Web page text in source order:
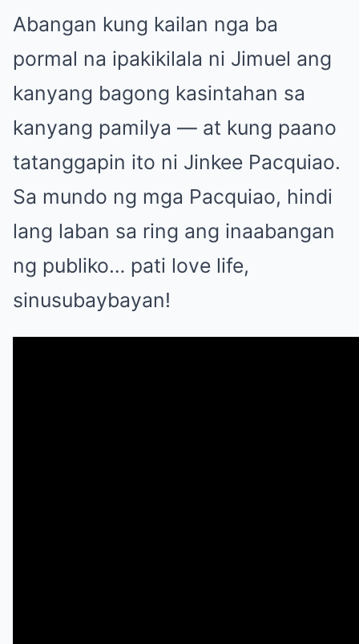
Abangan kung kailan nga ba
pormal na ipakikilala ni Jimuel ang
kanyang bagong kasintahan sa
kanyang pamilya — at kung paano
tatanggapin ito ni Jinkee Pacquiao.
Sa mundo ng mga Pacquiao, hindi
lang laban sa ring ang inaabangan
ng publiko… pati love life,
sinusubaybayan!